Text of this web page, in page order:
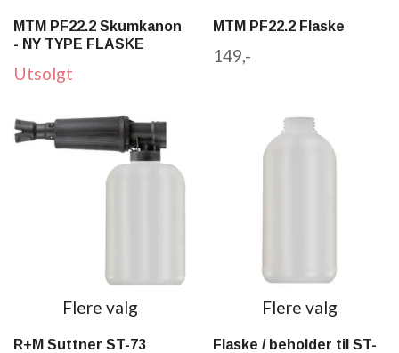
MTM PF22.2 Skumkanon
- NY TYPE FLASKE
Utsolgt
MTM PF22.2 Flaske
149,-
Flere valg
R+M Suttner ST-73
Flere valg
Flaske / beholder til ST-